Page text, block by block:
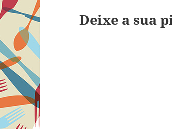
Deixe a sua